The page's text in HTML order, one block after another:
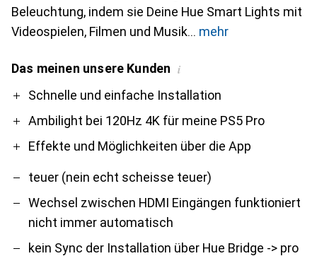
Beleuchtung, indem sie Deine Hue Smart Lights mit
Videospielen, Filmen und Musik
mehr
Das meinen unsere Kunden i
ProSchnelle und einfache Installation
Ambilight bei 120Hz 4K für meine PS5 Pro
Effekte und Möglichkeiten über die App
Contra
teuer (nein echt scheisse teuer)
Wechsel zwischen HDMI Eingängen funktioniert
nicht immer automatisch
kein Sync der Installation über Hue Bridge -> pro